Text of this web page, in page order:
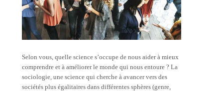
Selon vous, quelle science s’occupe de nous aider à mieux
comprendre et à améliorer le monde qui nous entoure ? La
sociologie, une science qui cherche à avancer vers des
sociétés plus égalitaires dans différentes sphères (genre,